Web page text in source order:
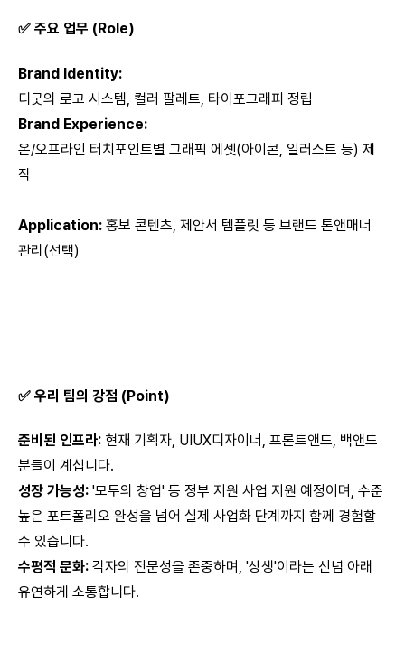
✅ 주요 업무 (Role)
Brand Identity:
디굿의 로고 시스템, 컬러 팔레트, 타이포그래피 정립
Brand Experience:
온/오프라인 터치포인트별 그래픽 에셋(아이콘, 일러스트 등) 제
작
Application: 홍보 콘텐츠, 제안서 템플릿 등 브랜드 톤앤매너
관리(선택)
✅ 우리 팀의 강점 (Point)
준비된 인프라: 현재 기획자, UIUX디자이너, 프론트앤드, 백앤드
분들이 계십니다.
성장 가능성: '모두의 창업' 등 정부 지원 사업 지원 예정이며, 수준
높은 포트폴리오 완성을 넘어 실제 사업화 단계까지 함께 경험할
수 있습니다.
수평적 문화: 각자의 전문성을 존중하며, '상생'이라는 신념 아래
유연하게 소통합니다.